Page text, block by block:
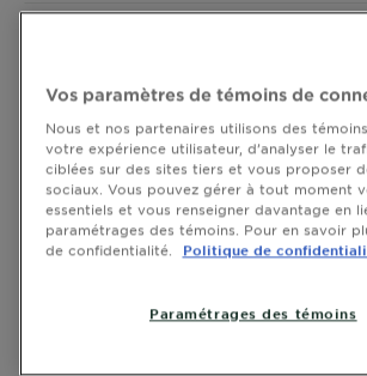
CLOSE SUBPANEL
Évaluations
Sommaire de la notation
Sélectionner une ligne pour filtrer les
5 étoilesétoiles
0 commentaires avec 5 étoiles.
Vos paramètres de témoins de
Nous et nos partenaires utilisons des
votre expérience utilisateur, d’analyser le
ciblées sur des sites tiers et vous proposer
sociaux. Vous pouvez gérer à tout moment
essentiels et vous renseigner davantage en
paramétrages des témoins. Pour en savoir
de confidentialité.
Politique de
Paramétrages des témoins